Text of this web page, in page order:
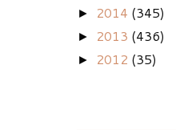
► 2014 (345)
► 2013 (436)
► 2012 (35)